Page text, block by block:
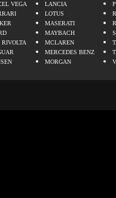
VEGA
RIVOLTA
LANCIA
LOTUS
MASERATI
MAYBACH
MCLAREN
MERCEDES BENZ
MORGAN